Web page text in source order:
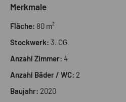
mit einer zentralen
einer komfortablen
besondere Wohlfühlatmosphäre
Angebot durch ein Kellerabteil und
durch seine hochwertige
Merkmale
Fläche: 80 m²
Stockwerk: 3. OG
Anzahl Zimmer: 4
Anzahl Bäder / WC: 2
Baujahr: 2020